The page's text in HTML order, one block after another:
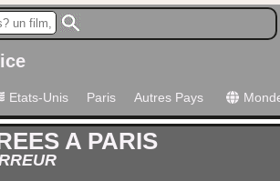
Etats-Unis Paris Autres Pays
A PARIS